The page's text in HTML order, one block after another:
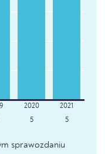
5 5
sprawozdaniu